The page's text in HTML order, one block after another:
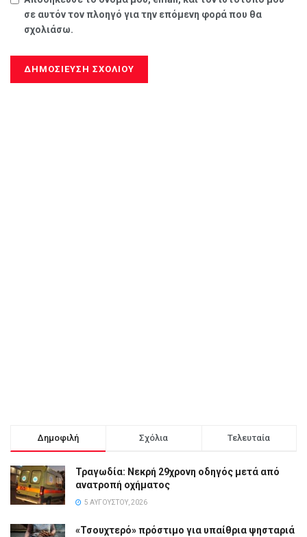
σε αυτόν τον πλοηγό για την επόμενη φορά που θα
σχολιάσω.
Δημοφιλή Σχόλια Τελευταία
Τραγωδία: Νεκρή 29χρονη οδηγός μετά από
ανατροπή οχήματος
5 ΑΥΓΟΎΣΤΟΥ, 2026
«Τσουχτερό» πρόστιμο για υπαίθρια ψησταριά